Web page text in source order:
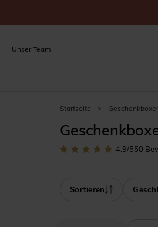
Unser Team
Startseite >
4.9/550
Sortieren